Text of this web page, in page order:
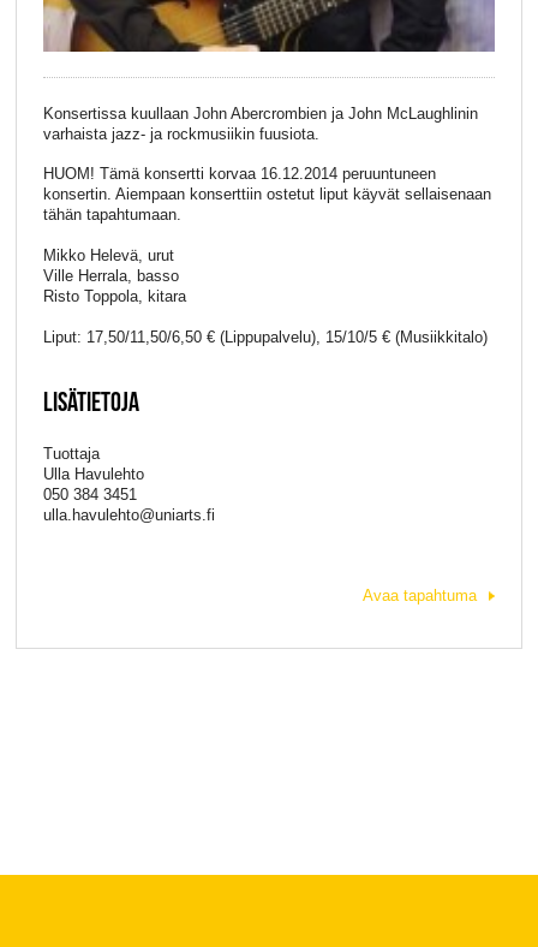
Konsertissa kuullaan John Abercrombien ja John McLaughlinin
varhaista jazz- ja rockmusiikin fuusiota.
HUOM! Tämä konsertti korvaa 16.12.2014 peruuntuneen
konsertin. Aiempaan konserttiin ostetut liput käyvät sellaisenaan
tähän tapahtumaan.
Mikko Helevä, urut
Ville Herrala, basso
Risto Toppola, kitara
Liput: 17,50/11,50/6,50 € (Lippupalvelu), 15/10/5 € (Musiikkitalo)
LISÄTIETOJA
Tuottaja
Ulla Havulehto
050 384 3451
ulla.havulehto@uniarts.fi
Avaa tapahtuma